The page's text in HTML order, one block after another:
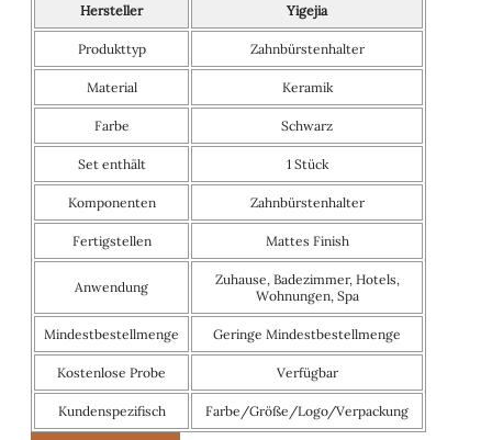
Hersteller Yigejia
Produkttyp Zahnbürstenhalter
Material Keramik
Farbe Schwarz
Set enthält 1 Stück
Komponenten Zahnbürstenhalter
Fertigstellen Mattes Finish
Anwendung
Zuhause, Badezimmer, Hotels,
Wohnungen, Spa
Mindestbestellmenge Geringe Mindestbestellmenge
Kostenlose Probe Verfügbar
Kundenspezifisch Farbe/Größe/Logo/Verpackung